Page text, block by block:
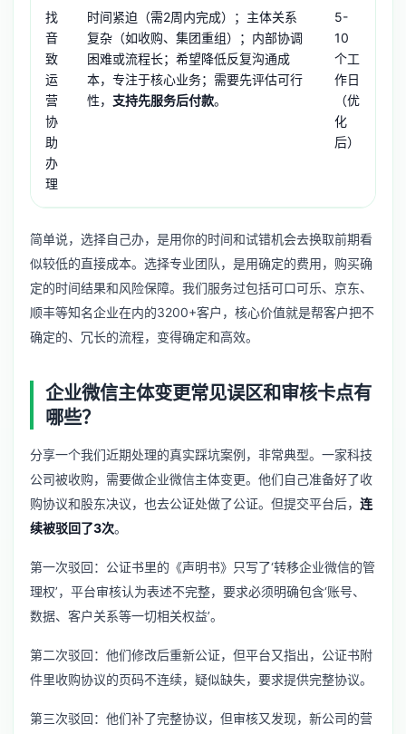
找
音
致
运
营
协
助
办
理
时间紧迫（需2周内完成）；主体关系
复杂（如收购、集团重组）；内部协调
困难或流程长；希望降低反复沟通成
本，专注于核心业务；需要先评估可行
性， 支持先服务后付款。
5-
10
个工
作日
（优
化
后）
简单说，选择自己办，是用你的时间和试错机会去换取前期看
似较低的直接成本。选择专业团队，是用确定的费用，购买确
定的时间结果和风险保障。我们服务过包括可口可乐、京东、
顺丰等知名企业在内的3200+客户，核心价值就是帮客户把不
确定的、冗长的流程，变得确定和高效。
企业微信主体变更常见误区和审核卡点有
哪些？
分享一个我们近期处理的真实踩坑案例，非常典型。一家科技
公司被收购，需要做企业微信主体变更。他们自己准备好了收
购协议和股东决议，也去公证处做了公证。但提交平台后， 连
续被驳回了3次。
第一次驳回：公证书里的《声明书》只写了‘转移企业微信的管
理权’，平台审核认为表述不完整，要求必须明确包含‘账号、
数据、客户关系等一切相关权益’。
第二次驳回：他们修改后重新公证，但平台又指出，公证书附
件里收购协议的页码不连续，疑似缺失，要求提供完整协议。
第三次驳回：他们补了完整协议，但审核又发现，新公司的营